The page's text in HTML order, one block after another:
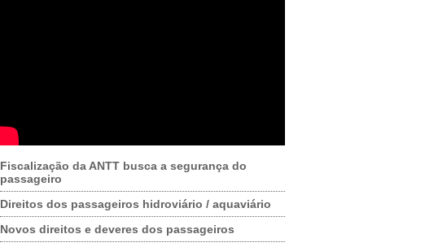
Fiscalização da ANTT busca a segurança do
passageiro
Direitos dos passageiros hidroviário / aquaviário
Novos direitos e deveres dos passageiros